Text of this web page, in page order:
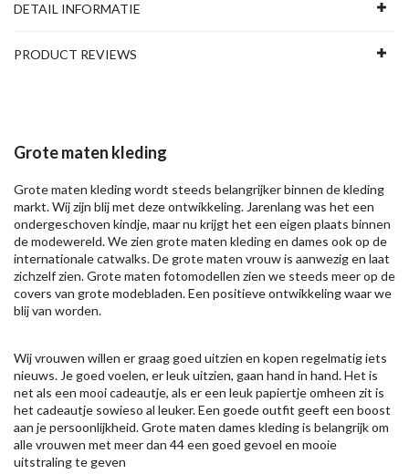
DETAIL INFORMATIE
PRODUCT REVIEWS
Grote maten kleding
Grote maten kleding wordt steeds belangrijker binnen de kleding
markt. Wij zijn blij met deze ontwikkeling. Jarenlang was het een
ondergeschoven kindje, maar nu krijgt het een eigen plaats binnen
de modewereld. We zien grote maten kleding en dames ook op de
internationale catwalks. De grote maten vrouw is aanwezig en laat
zichzelf zien. Grote maten fotomodellen zien we steeds meer op de
covers van grote modebladen. Een positieve ontwikkeling waar we
blij van worden.
Wij vrouwen willen er graag goed uitzien en kopen regelmatig iets
nieuws. Je goed voelen, er leuk uitzien, gaan hand in hand. Het is
net als een mooi cadeautje, als er een leuk papiertje omheen zit is
het cadeautje sowieso al leuker. Een goede outfit geeft een boost
aan je persoonlijkheid. Grote maten dames kleding is belangrijk om
alle vrouwen met meer dan 44 een goed gevoel en mooie
uitstraling te geven